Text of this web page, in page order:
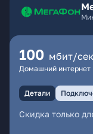
100 мбит/сек
Домашний интернет
Детали
Скидка только